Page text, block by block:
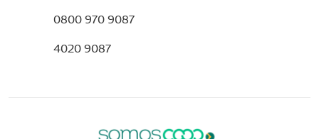
0800 970 9087
4020 9087